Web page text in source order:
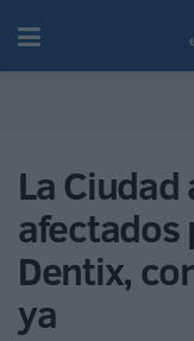
La
afectados
Dentix,
ya